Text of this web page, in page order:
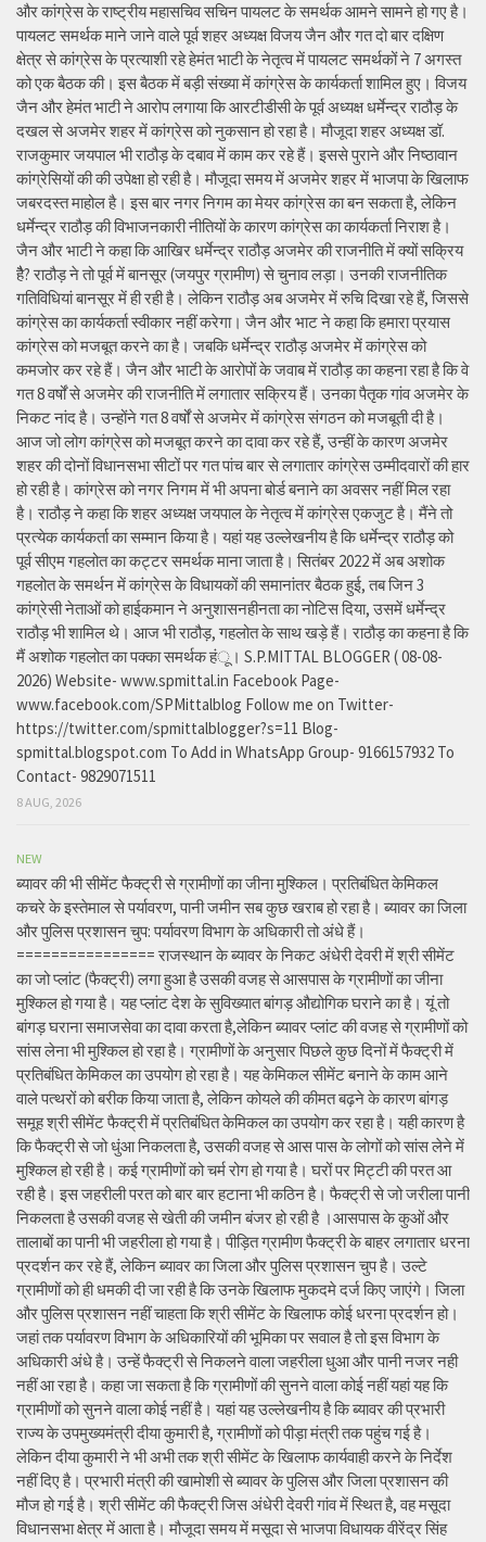
और कांग्रेस के राष्ट्रीय महासचिव सचिन पायलट के समर्थक आमने सामने हो गए है।
पायलट समर्थक माने जाने वाले पूर्व शहर अध्यक्ष विजय जैन और गत दो बार दक्षिण
क्षेत्र से कांग्रेस के प्रत्याशी रहे हेमंत भाटी के नेतृत्व में पायलट समर्थकों ने 7 अगस्त
को एक बैठक की। इस बैठक में बड़ी संख्या में कांग्रेस के कार्यकर्ता शामिल हुए। विजय
जैन और हेमंत भाटी ने आरोप लगाया कि आरटीडीसी के पूर्व अध्यक्ष धर्मेन्द्र राठौड़ के
दखल से अजमेर शहर में कांग्रेस को नुकसान हो रहा है। मौजूदा शहर अध्यक्ष डॉ.
राजकुमार जयपाल भी राठौड़ के दबाव में काम कर रहे हैं। इससे पुराने और निष्ठावान
कांग्रेसियों की की उपेक्षा हो रही है। मौजूदा समय में अजमेर शहर में भाजपा के खिलाफ
जबरदस्त माहोल है। इस बार नगर निगम का मेयर कांग्रेस का बन सकता है, लेकिन
धर्मेन्द्र राठौड़ की विभाजनकारी नीतियों के कारण कांग्रेस का कार्यकर्ता निराश है।
जैन और भाटी ने कहा कि आखिर धर्मेन्द्र राठौड़ अजमेर की राजनीति में क्यों सक्रिय
हैै? राठौड़ ने तो पूर्व में बानसूर (जयपुर ग्रामीण) से चुनाव लड़ा। उनकी राजनीतिक
गतिविधियां बानसूर में ही रही है। लेकिन राठौड़ अब अजमेर में रुचि दिखा रहे हैं, जिससे
कांग्रेस का कार्यकर्ता स्वीकार नहीं करेगा। जैन और भाट ने कहा कि हमारा प्रयास
कांग्रेस को मजबूत करने का है। जबकि धर्मेन्द्र राठौड़ अजमेर में कांग्रेस को
कमजोर कर रहे हैं। जैन और भाटी के आरोपों के जवाब में राठौड़ का कहना रहा है कि वे
गत 8 वर्षों से अजमेर की राजनीति में लगातार सक्रिय हैं। उनका पैतृक गांव अजमेर के
निकट नांद है। उन्होंने गत 8 वर्षों से अजमेर में कांग्रेस संगठन को मजबूती दी है।
आज जो लोग कांग्रेस को मजबूत करने का दावा कर रहे हैं, उन्हीं के कारण अजमेर
शहर की दोनों विधानसभा सीटों पर गत पांच बार से लगातार कांग्रेस उम्मीदवारों की हार
हो रही है। कांग्रेस को नगर निगम में भी अपना बोर्ड बनाने का अवसर नहीं मिल रहा
है। राठौड़ ने कहा कि शहर अध्यक्ष जयपाल के नेतृत्व में कांग्रेस एकजुट है। मैंने तो
प्रत्येक कार्यकर्ता का सम्मान किया है। यहां यह उल्लेखनीय है कि धर्मेन्द्र राठौड़ को
पूर्व सीएम गहलोत का कट्टर समर्थक माना जाता है। सितंबर 2022 में अब अशोक
गहलोत के समर्थन में कांग्रेस के विधायकों की समानांतर बैठक हुई, तब जिन 3
कांग्रेसी नेताओं को हाईकमान ने अनुशासनहीनता का नोटिस दिया, उसमें धर्मेन्द्र
राठौड़ भी शामिल थे। आज भी राठौड़, गहलोत के साथ खड़े हैं। राठौड़ का कहना है कि
मैं अशोक गहलोत का पक्का समर्थक हंू। S.P.MITTAL BLOGGER ( 08-08-
2026) Website- www.spmittal.in Facebook Page-
www.facebook.com/SPMittalblog Follow me on Twitter-
https://twitter.com/spmittalblogger?s=11 Blog-
spmittal.blogspot.com To Add in WhatsApp Group- 9166157932 To
Contact- 9829071511
8 AUG, 2026
NEW
ब्यावर की भी सीमेंट फैक्ट्री से ग्रामीणों का जीना मुश्किल। प्रतिबंधित केमिकल
कचरे के इस्तेमाल से पर्यावरण, पानी जमीन सब कुछ खराब हो रहा है। ब्यावर का जिला
और पुलिस प्रशासन चुप: पर्यावरण विभाग के अधिकारी तो अंधे हैं।
================ राजस्थान के ब्यावर के निकट अंधेरी देवरी में श्री सीमेंट
का जो प्लांट (फैक्ट्री) लगा हुआ है उसकी वजह से आसपास के ग्रामीणों का जीना
मुश्किल हो गया है। यह प्लांट देश के सुविख्यात बांगड़ औद्योगिक घराने का है। यूं तो
बांगड़ घराना समाजसेवा का दावा करता है,लेकिन ब्यावर प्लांट की वजह से ग्रामीणों को
सांस लेना भी मुश्किल हो रहा है। ग्रामीणों के अनुसार पिछले कुछ दिनों में फैक्ट्री में
प्रतिबंधित केमिकल का उपयोग हो रहा है। यह केमिकल सीमेंट बनाने के काम आने
वाले पत्थरों को बरीक किया जाता है, लेकिन कोयले की कीमत बढ़ने के कारण बांगड़
समूह श्री सीमेंट फैक्ट्री में प्रतिबंधित केमिकल का उपयोग कर रहा है। यही कारण है
कि फैक्ट्री से जो धुंआ निकलता है, उसकी वजह से आस पास के लोगों को सांस लेने में
मुश्किल हो रही है। कई ग्रामीणों को चर्म रोग हो गया है। घरों पर मिट्टी की परत आ
रही है। इस जहरीली परत को बार बार हटाना भी कठिन है। फैक्ट्री से जो जरीला पानी
निकलता है उसकी वजह से खेती की जमीन बंजर हो रही है ।आसपास के कुओं और
तालाबों का पानी भी जहरीला हो गया है। पीड़ित ग्रामीण फैक्ट्री के बाहर लगातार धरना
प्रदर्शन कर रहे हैं, लेकिन ब्यावर का जिला और पुलिस प्रशासन चुप है। उल्टे
ग्रामीणों को ही धमकी दी जा रही है कि उनके खिलाफ मुकदमे दर्ज किए जाएंगे। जिला
और पुलिस प्रशासन नहीं चाहता कि श्री सीमेंट के खिलाफ कोई धरना प्रदर्शन हो।
जहां तक पर्यावरण विभाग के अधिकारियों की भूमिका पर सवाल है तो इस विभाग के
अधिकारी अंधे है। उन्हें फैक्ट्री से निकलने वाला जहरीला धुआ और पानी नजर नही
नहीं आ रहा है। कहा जा सकता है कि ग्रामीणों की सुनने वाला कोई नहीं यहां यह कि
ग्रामीणों को सुनने वाला कोई नहीं है। यहां यह उल्लेखनीय है कि ब्यावर की प्रभारी
राज्य के उपमुख्यमंत्री दीया कुमारी है, ग्रामीणों को पीड़ा मंत्री तक पहुंच गई है।
लेकिन दीया कुमारी ने भी अभी तक श्री सीमेंट के खिलाफ कार्यवाही करने के निर्देश
नहीं दिए है। प्रभारी मंत्री की खामोशी से ब्यावर के पुलिस और जिला प्रशासन की
मौज हो गई है। श्री सीमेंट की फैक्ट्री जिस अंधेरी देवरी गांव में स्थित है, वह मसूदा
विधानसभा क्षेत्र में आता है। मौजूदा समय में मसूदा से भाजपा विधायक वीरेंद्र सिंह